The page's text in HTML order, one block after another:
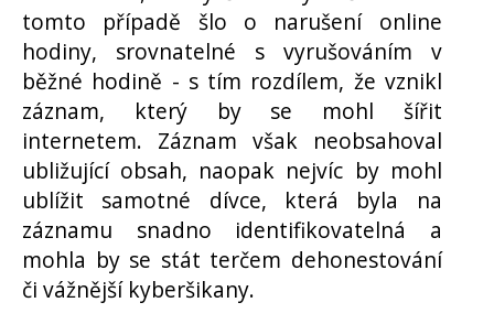
tomto případě šlo o narušení online
hodiny, srovnatelné s vyrušováním v
běžné hodině - s tím rozdílem, že vznikl
záznam, který by se mohl šířit
internetem. Záznam však neobsahoval
ubližující obsah, naopak nejvíc by mohl
ublížit samotné dívce, která byla na
záznamu snadno identifikovatelná a
mohla by se stát terčem dehonestování
či vážnější kyberšikany.